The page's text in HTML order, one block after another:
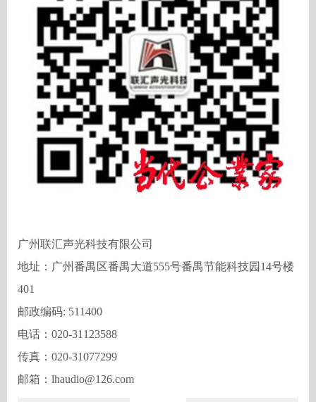
广州联汇声光科技有限公司
地址：广州番禺区番禺大道555号番禺节能科技园14号楼
401
邮政编码: 511400
电话： 020-31123588
传真： 020-31077299
邮箱： lhaudio@126.com